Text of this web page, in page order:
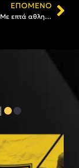
ΕΠΌΜΕΝΟ
Πυγμαχία: Με επτά αθλητές ο ΑΡΗΣ στο Διεθνές Τουρνουά «ΕΥΠΑΤΩΡΙΑΔΑ»